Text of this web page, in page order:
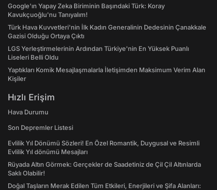
Google'ın Yapay Zeka Biriminin Başındaki Türk: Koray
Kavukçuoğlu'nu Tanıyalım!
Türk Hava Kuvvetleri'nin İlk Kadın Generalinin Dedesinin Çanakkale
Gazisi Olduğu Ortaya Çıktı
LGS Yerleştirmelerinin Ardından Türkiye'nin En Yüksek Puanlı
Liseleri Belli Oldu
Yaptıkları Komik Mesajlaşmalarla İletişimden Maksimum Verim Alan
Kişiler
Hızlı Erişim
Hava Durumu
Son Depremler Listesi
Evlilik Yıl Dönümü Sözleri! En Özel Romantik, Duygusal ve Resimli
Evlilik Yıl dönümü Mesajları
Rüyada Altın Görmek: Gerçekler de Saadetiniz de Çil Çil Altınlarda
Saklı Olabilir!
Doğal Taşların Merak Edilen Tüm Etkileri, Enerjileri ve Şifa Alanları: